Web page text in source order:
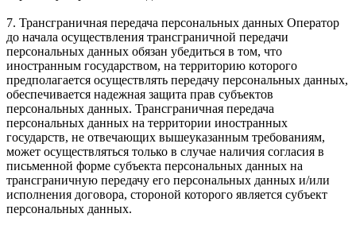
7. Трансграничная передача персональных данных Оператор
до начала осуществления трансграничной передачи
персональных данных обязан убедиться в том, что
иностранным государством, на территорию которого
предполагается осуществлять передачу персональных данных,
обеспечивается надежная защита прав субъектов
персональных данных. Трансграничная передача
персональных данных на территории иностранных
государств, не отвечающих вышеуказанным требованиям,
может осуществляться только в случае наличия согласия в
письменной форме субъекта персональных данных на
трансграничную передачу его персональных данных и/или
исполнения договора, стороной которого является субъект
персональных данных.